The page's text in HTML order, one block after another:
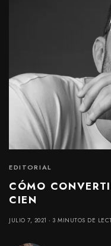
EDITORIAL
CÓMO
CIEN
JULIO 7, 2021 3 MINUTOS DE